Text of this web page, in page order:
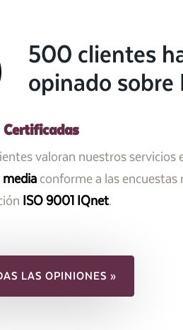
500 clientes
opinado sobre
Certificadas
valoran nuestros servicios
conforme a las encuestas
ISO 9001 IQnet.
LAS OPINIONES »